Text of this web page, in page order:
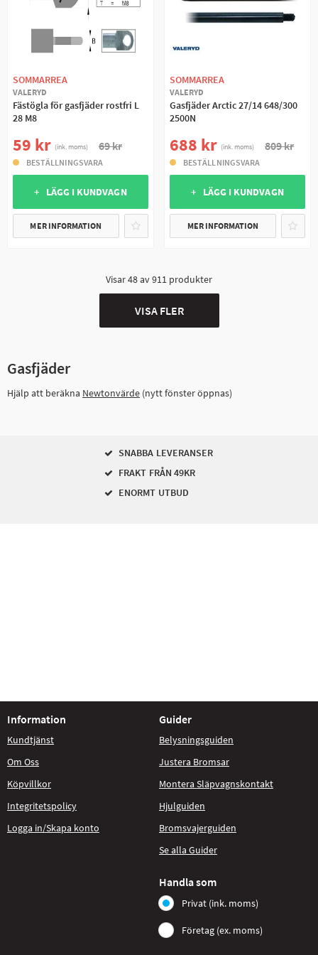
SOMMARREA
VALERYD
Fästögla för gasfjäder rostfri L
28 M8
59 kr (ink. moms) 69 kr
BESTÄLLNINGSVARA
+ LÄGG I KUNDVAGN
MER INFORMATION
SOMMARREA
VALERYD
Gasfjäder Arctic 27/14 648/300
2500N
688 kr (ink. moms) 809 kr
BESTÄLLNINGSVARA
+ LÄGG I KUNDVAGN
MER INFORMATION
Visar48av911 produkter
VISA FLER
Gasfjäder
Hjälp att beräkna Newtonvärde (nytt fönster öppnas)
SNABBA LEVERANSER
FRAKT FRÅN 49KR
ENORMT UTBUD
Information
Kundtjänst
Om Oss
Köpvillkor
Integritetspolicy
Logga in/Skapa konto
Guider
Belysningsguiden
Justera Bromsar
Montera Släpvagnskontakt
Hjulguiden
Bromsvajerguiden
Se alla Guider
Handla som
Privat (ink. moms)
Företag (ex. moms)